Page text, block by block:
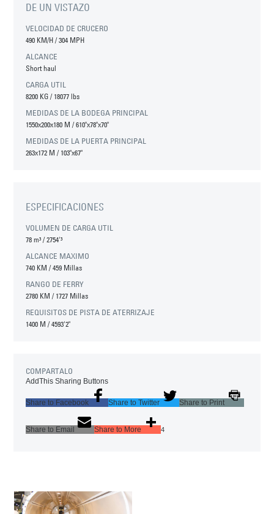
DE UN VISTAZO
VELOCIDAD DE CRUCERO
490 KM/H/304 MPH
ALCANCE
Short haul
CARGA UTIL
8200 KG/18077 lbs
MEDIDAS DE LA BODEGA PRINCIPAL
1550x200x180 M /610"x78"x70"
MEDIDAS DE LA PUERTA PRINCIPAL
263x172 M /103"x67"
ESPECIFICACIONES
VOLUMEN DE CARGA UTIL
78 m³/2754'³
ALCANCE MAXIMO
740 KM/459 Millas
RANGO DE FERRY
2780 KM/1727 Millas
REQUISITOS DE PISTA DE ATERRIZAJE
1400 M/4593'2"
COMPARTALO
AddThis Sharing Buttons
Share to Facebook Share to Twitter Share to Print
Share to Email Share to More 4